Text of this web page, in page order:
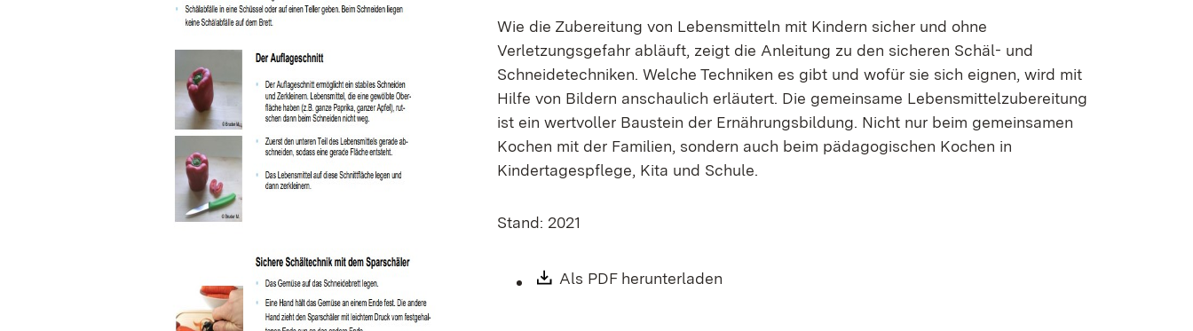
Wie die Zubereitung von Lebensmitteln mit Kindern sicher und ohne
Verletzungsgefahr abläuft, zeigt die Anleitung zu den sicheren Schäl- und
Schneidetechniken. Welche Techniken es gibt und wofür sie sich eignen, wird mit
Hilfe von Bildern anschaulich erläutert. Die gemeinsame Lebensmittelzubereitung
ist ein wertvoller Baustein der Ernährungsbildung. Nicht nur beim gemeinsamen
Kochen mit der Familien, sondern auch beim pädagogischen Kochen in
Kindertagespflege, Kita und Schule.
Stand: 2021
Download:
Als PDF herunterladen